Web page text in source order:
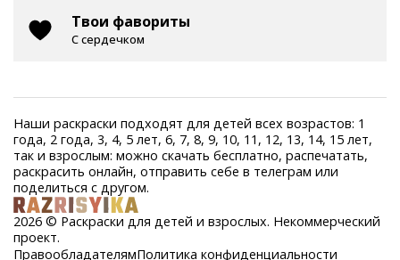
Твои фавориты
С сердечком
Наши раскраски подходят для детей всех возрастов: 1
года, 2 года, 3, 4, 5 лет, 6, 7, 8, 9, 10, 11, 12, 13, 14, 15 лет,
так и взрослым: можно скачать бесплатно, распечатать,
раскрасить онлайн, отправить себе в телеграм или
поделиться с другом.
2026 © Раскраски для детей и взрослых. Некоммерческий
проект.
ПравообладателямПолитика конфиденциальности